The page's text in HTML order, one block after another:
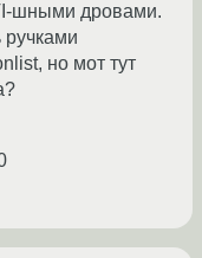
шными дровами.
ручками
но мот тут